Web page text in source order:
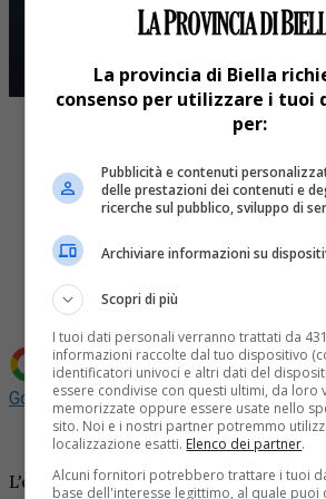
Share
Tweet
Aggiungi La Provincia di Biella
Google
Bollettino odierno di Arpa
L’espansione verso sud di una vasta
La provincia di Biella
consenso per utilizzare i tuoi
per:
Pubblicità e contenuti
delle prestazioni dei contenuti e
ricerche sul pubblico, sviluppo di
Archiviare informazioni su
Scopri di più
I tuoi dati personali verranno trattati da
informazioni raccolte dal tuo dispositivo
identificatori univoci e altri dati del
essere condivise con questi ultimi, da loro
memorizzate oppure essere usate nello
sito. Noi e i nostri partner potremmo
localizzazione esatti. Elenco dei partner.
Alcuni fornitori potrebbero trattare i tuoi
base dell'interesse legittimo, al quale